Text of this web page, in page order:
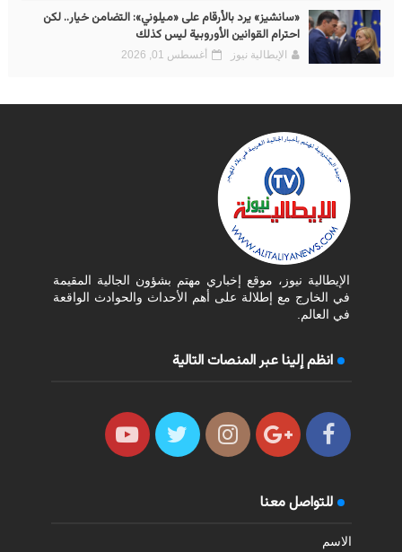
«سانشيز» يرد بالأرقام على «ميلوني»: التضامن خيار.. لكن
احترام القوانين الأوروبية ليس كذلك
الإيطالية نيوز أغسطس 01, 2026
الإيطالية نيوز، موقع إخباري مهتم بشؤون الجالية المقيمة
في الخارج مع إطلالة على أهم الأحداث والحوادث الواقعة
في العالم.
انظم إلينا عبر المنصات التالية
للتواصل معنا
الاسم